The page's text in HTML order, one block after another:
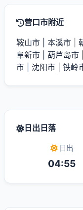
营口市附近
鞍山市 本溪市
阜新市
葫芦岛市
市
沈阳市 铁岭
日出日落
日出
04:55